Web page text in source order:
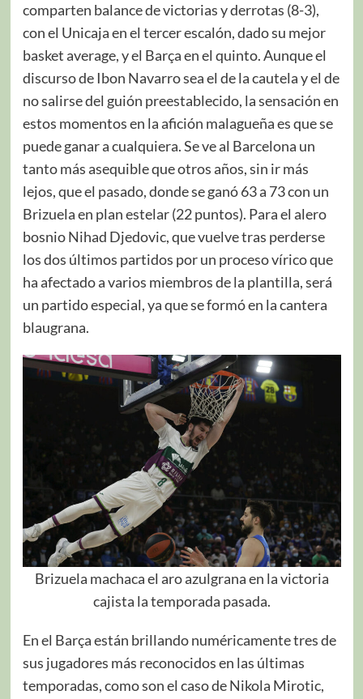
comparten balance de victorias y derrotas (8-3),
con el Unicaja en el tercer escalón, dado su mejor
basket average, y el Barça en el quinto. Aunque el
discurso de Ibon Navarro sea el de la cautela y el de
no salirse del guión preestablecido, la sensación en
estos momentos en la afición malagueña es que se
puede ganar a cualquiera. Se ve al Barcelona un
tanto más asequible que otros años, sin ir más
lejos, que el pasado, donde se ganó 63 a 73 con un
Brizuela en plan estelar (22 puntos). Para el alero
bosnio Nihad Djedovic, que vuelve tras perderse
los dos últimos partidos por un proceso vírico que
ha afectado a varios miembros de la plantilla, será
un partido especial, ya que se formó en la cantera
blaugrana.
Brizuela machaca el aro azulgrana en la victoria
cajista la temporada pasada.
En el Barça están brillando numéricamente tres de
sus jugadores más reconocidos en las últimas
temporadas, como son el caso de Nikola Mirotic,